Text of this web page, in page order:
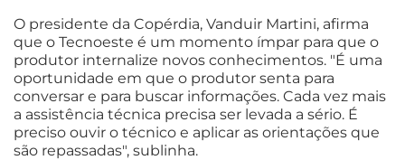
O presidente da Copérdia, Vanduir Martini, afirma
que o Tecnoeste é um momento ímpar para que o
produtor internalize novos conhecimentos. "É uma
oportunidade em que o produtor senta para
conversar e para buscar informações. Cada vez mais
a assistência técnica precisa ser levada a sério. É
preciso ouvir o técnico e aplicar as orientações que
são repassadas", sublinha.